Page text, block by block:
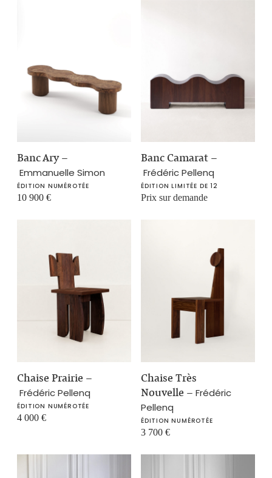
Banc Ary–
Emmanuelle Simon
ÉDITION NUMÉROTÉE
10 900€
Banc Camarat –
Frédéric Pellenq
ÉDITION LIMITÉE DE 12
Prix sur demande
Chaise Prairie –
Frédéric Pellenq
ÉDITION NUMÉROTÉE
4 000€
Chaise Très
Nouvelle – Frédéric
Pellenq
ÉDITION NUMÉROTÉE
3 700 €